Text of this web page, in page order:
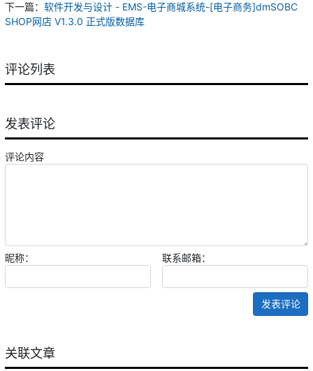
下一篇： 软件开发与设计 - EMS-电子商城系统-[电子商务]dmSOBC
SHOP网店 V1.3.0 正式版数据库
评论列表
发表评论
评论内容
昵称： 联系邮箱：
发表评论
关联文章